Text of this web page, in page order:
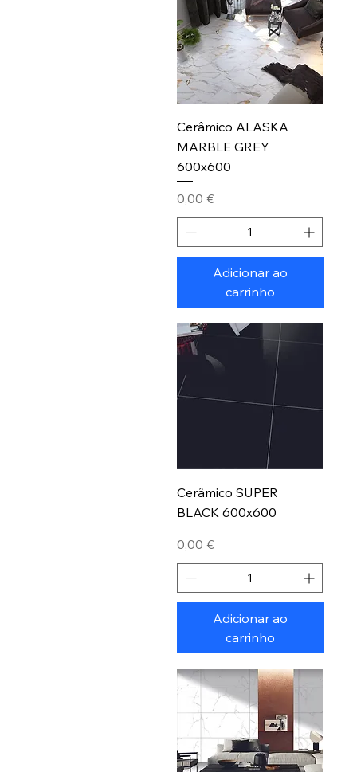
Cerâmico ALASKA
MARBLE GREY
600x600
Preço
0,00 €
Adicionar ao
carrinho
Cerâmico SUPER
BLACK 600x600
Preço
0,00 €
Adicionar ao
carrinho